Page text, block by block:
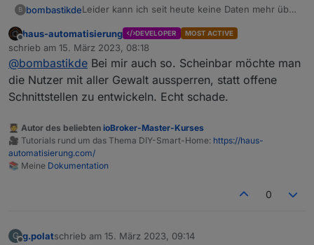
B bombastikdeLeider kann ich seit heute keine Daten mehr über
Meldung im IObroker Protokoll: Client error: ```
In der APP funktioniert alles - UserID und
Password für MQTT nochmals ausgelesen und
eingetragen. - Keine Änderung
Hat jemand eine Idee?
Offline
haus-automatisierung DEVELOPER MOST ACTIVE
schrieb am 15. März 2023, 08:18
zuletzt editiert von
@bombastikde Bei mir auch so. Scheinbar möchte man
die Nutzer mit aller Gewalt aussperren, statt offene
Schnittstellen zu entwickeln. Echt schade.
🧑‍🎓 Autor des beliebten ioBroker-Master-Kurses
🎥 Tutorials rund um das Thema DIY-Smart-Home: https://haus-
automatisierung.com/
📚 Meine Dokumentation
0
G g.polatschrieb am 15. März 2023, 09:14
zuletzt editiert von